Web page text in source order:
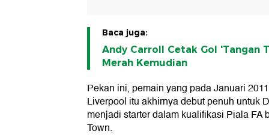
Baca juga:
Andy Carroll Cetak Gol 'Tangan
Merah Kemudian
Pekan ini, pemain yang pada Januari
Liverpool itu akhirnya debut penuh untuk
menjadi starter dalam kualifikasi Piala FA
Town.